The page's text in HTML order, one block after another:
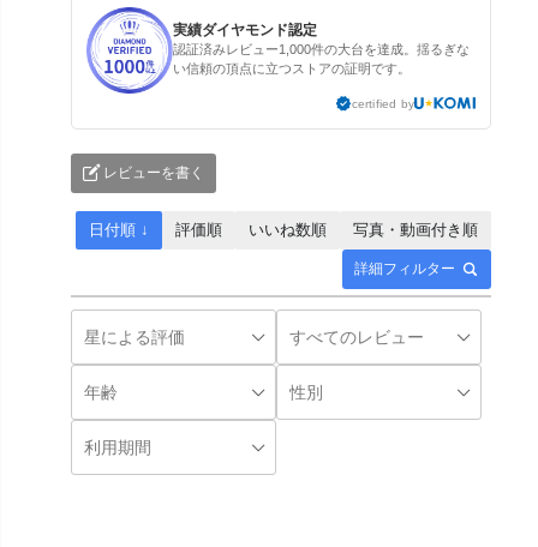
実績ダイヤモンド認定
認証済みレビュー1,000件の大台を達成。揺るぎな
い信頼の頂点に立つストアの証明です。
certified by
レビューを書く
詳細フィルター
日付順 ↓ 評価順 いいね数順 写真・動画付き順